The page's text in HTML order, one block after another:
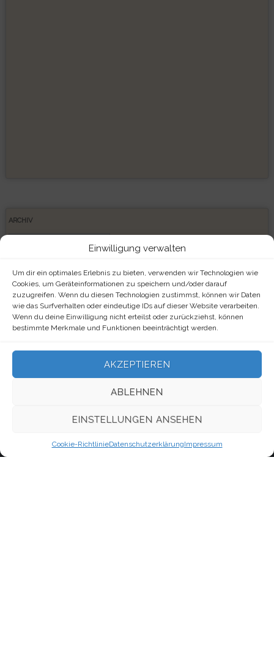
Einwilligung verwalten
Um dir ein optimales Erlebnis zu bieten, verwenden wir Technologien wie
Cookies, um Geräteinformationen zu speichern und/oder darauf
zuzugreifen. Wenn du diesen Technologien zustimmst, können wir Daten
wie das Surfverhalten oder eindeutige IDs auf dieser Website verarbeiten.
Wenn du deine Einwilligung nicht erteilst oder zurückziehst, können
bestimmte Merkmale und Funktionen beeinträchtigt werden.
AKZEPTIEREN
ABLEHNEN
EINSTELLUNGEN ANSEHEN
Cookie-RichtlinieDatenschutzerklärungImpressum
ARCHIV
Archiv
META
Eintrags-Feed
Kommentar-Feed